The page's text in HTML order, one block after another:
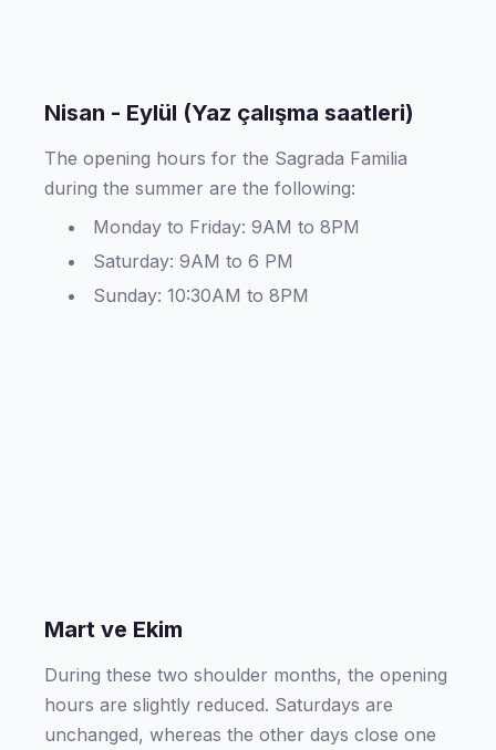
Nisan - Eylül (Yaz çalışma saatleri)
The opening hours for the Sagrada Familia
during the summer are the following:
Monday to Friday: 9AM to 8PM
Saturday: 9AM to 6 PM
Sunday: 10:30AM to 8PM
Mart ve Ekim
During these two shoulder months, the opening
hours are slightly reduced. Saturdays are
unchanged, whereas the other days close one